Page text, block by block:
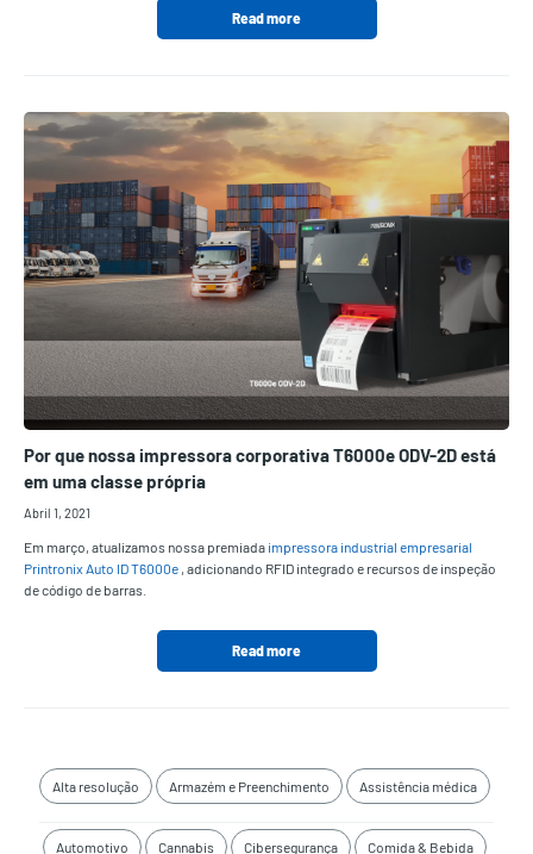
Read more
Por que nossa impressora corporativa T6000e ODV-2D está
em uma classe própria
Abril 1, 2021
Em março, atualizamos nossa premiada impressora industrial empresarial
Printronix Auto ID T6000e , adicionando RFID integrado e recursos de inspeção
de código de barras.
Read more
Alta resolução Armazém e Preenchimento Assistência médica
Automotivo Cannabis Cibersegurança Comida & Bebida